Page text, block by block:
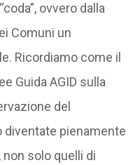
ovvero dalla
Comuni un
Ricordiamo come il
Guida AGID sulla
del
pienamente
solo quelli di